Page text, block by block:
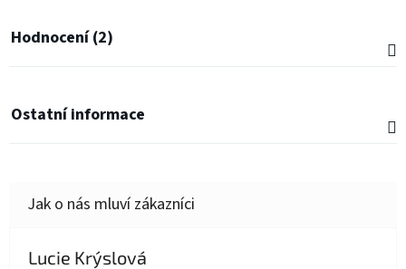
Hodnocení (2)
Ostatní informace
Lucie Krýslová